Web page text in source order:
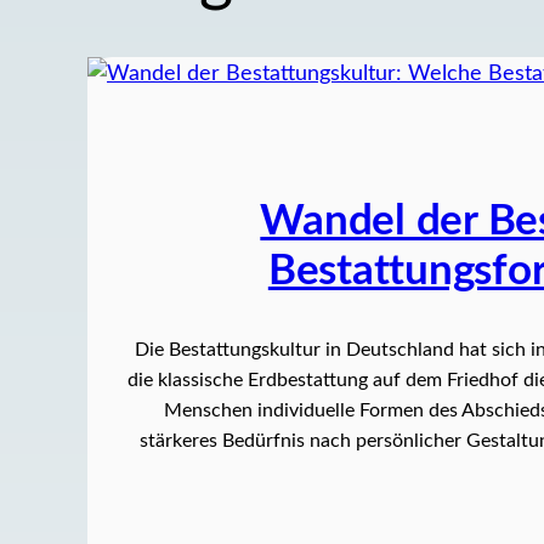
Wandel der
Die Bestattungskultur in Deutschland hat sich
die klassische Erdbestattung auf dem Friedhof
Menschen individuelle Formen des
stärkeres Bedürfnis nach persönlicher